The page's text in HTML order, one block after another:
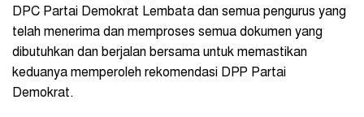
DPC Partai Demokrat Lembata dan semua pengurus yang
telah menerima dan memproses semua dokumen yang
dibutuhkan dan berjalan bersama untuk memastikan
keduanya memperoleh rekomendasi DPP Partai
Demokrat.